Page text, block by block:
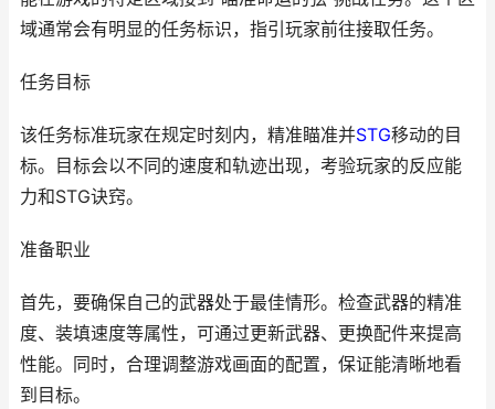
域通常会有明显的任务标识，指引玩家前往接取任务。
任务目标
该任务标准玩家在规定时刻内，精准瞄准并STG移动的目
标。目标会以不同的速度和轨迹出现，考验玩家的反应能
力和STG诀窍。
准备职业
首先，要确保自己的武器处于最佳情形。检查武器的精准
度、装填速度等属性，可通过更新武器、更换配件来提高
性能。同时，合理调整游戏画面的配置，保证能清晰地看
到目标。